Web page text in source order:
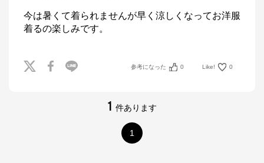
今は暑くて着られませんが早く涼しくなってお洋服
着るの楽しみです。
参考になった 0 Like! 0
1 件あります
1